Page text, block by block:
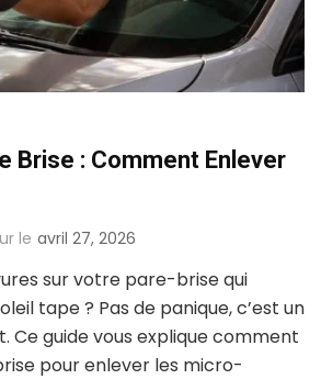
Brise : Comment Enlever
le avril 27, 2026
sur votre pare-brise qui
tape ? Pas de panique, c’est un
Ce guide vous explique comment
pour enlever les micro-